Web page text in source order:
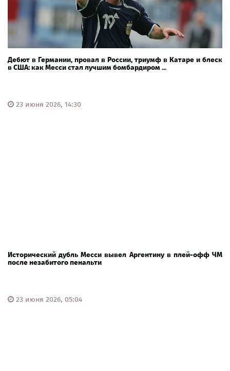
Дебют в Германии, провал в России, триумф в Катаре и блеск
в США: как Месси стал лучшим бомбардиром ...
23 июня 2026, 14:30
Исторический дубль Месси вывел Аргентину в плей-офф ЧМ
после незабитого пенальти
23 июня 2026, 05:04